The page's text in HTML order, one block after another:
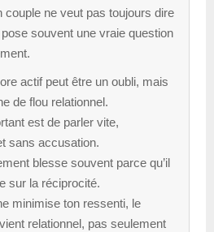
couple ne veut pas toujours dire
souvent une vraie question
actif peut être un oubli, mais
de flou relationnel.
est de parler vite,
sans accusation.
blesse souvent parce qu’il
sur la réciprocité.
minimise ton ressenti, le
relationnel, pas seulement